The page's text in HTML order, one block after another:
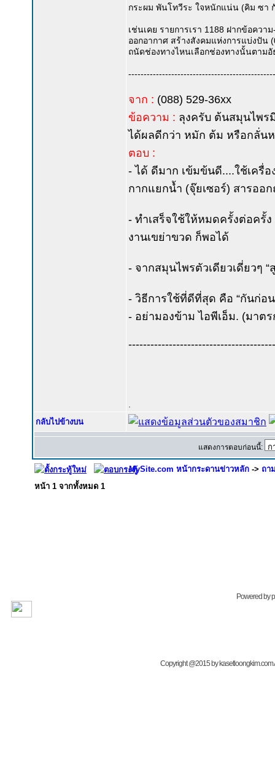
กระผม พันโทวีระ ใจหนักแน่น (คิม ซา
เช่นเคย รายการเรา 1188 ฝากข้อคว
ออกอากาศ สร้างสังคมแห่งการแบ่งปัน
ถนัดช่องทางไหนเลือกช่องทางนั้นตาม
จาก : (088) 529-36xx
ข้อความ : ลุงครับ ต้นสมุนไพร
ได้ผลดีกว่า หมัก ต้ม หรือกลั่น
ตอบ :
- ได้ ดีมาก เข้มข้นดี....ใช้เครื่
กากแยกน้ำ (จุ๊ยเซอร์) สารออ
- ทำเสร็จใช้ให้หมดครั้งต่อครั้
งานเขย่าขวด ก็พอได้
- จากสมุนไพรตัวเดียวเดี่ยวๆ
- วิธีการใช้ที่ดีที่สุด คือ “กันก่อ
- อย่ามองข้าม ไอพีเอ็ม. (มาต
กลับไปข้างบน
แสดงการตอบก่อนนี้:
MySite.com หน้ากระดานข่าวหลัก -> ถา
หน้า 1 จากทั้งหมด 1
Powered by
Copyright @2015 by kasetloongkim.com